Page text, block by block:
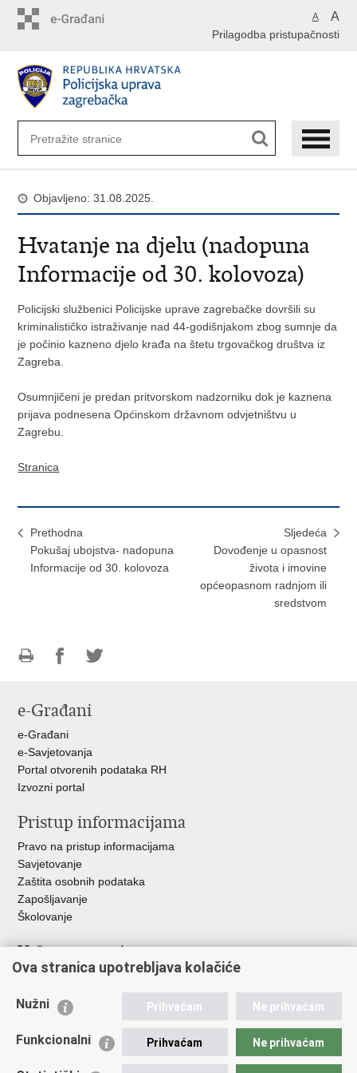
A A
Prilagodba pristupačnosti
Objavljeno: 31.08.2025.
Hvatanje na djelu (nadopuna
Informacije od 30. kolovoza)
Policijski službenici Policijske uprave zagrebačke dovršili su
kriminalističko istraživanje nad 44-godišnjakom zbog sumnje da
je počinio kazneno djelo krađa na štetu trgovačkog društva iz
Zagreba.
Osumnjičeni je predan pritvorskom nadzorniku dok je kaznena
prijava podnesena Općinskom državnom odvjetništvu u
Zagrebu.
Stranica
Prethodna
Pokušaj ubojstva- nadopuna
Informacije od 30. kolovoza
Sljedeća
Dovođenje u opasnost
života i imovine
općeopasnom radnjom ili
sredstvom
FacebookuTwitteru
e-Građani
e-Građani
e-Savjetovanja
Portal otvorenih podataka RH
Izvozni portal
Pristup informacijama
Pravo na pristup informacijama
Savjetovanje
Zaštita osobnih podataka
Zapošljavanje
Školovanje
Važne poveznice
Ministarstvo unutarnjih poslova
Udruge
Policijska akademija
Ova stranica upotrebljava kolačiće
Nužni Prihvaćam Ne prihvaćam
Funkcionalni Prihvaćam Ne prihvaćam